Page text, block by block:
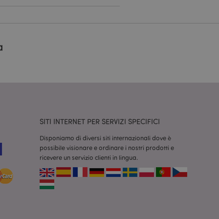
SITI INTERNET PER SERVIZI SPECIFICI
Disponiamo di diversi siti internazionali dove è
possibile visionare e ordinare i nostri prodotti e
ricevere un servizio clienti in lingua.
servizio Cookie-
di consenso
pulizia della
del cliente
come la
facilitare la